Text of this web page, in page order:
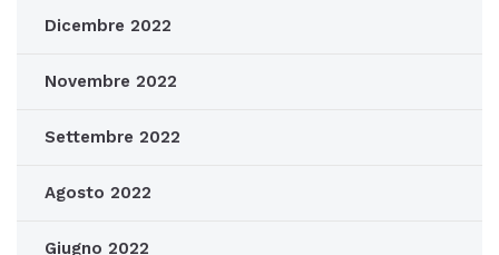
Dicembre 2022
Novembre 2022
Settembre 2022
Agosto 2022
Giugno 2022